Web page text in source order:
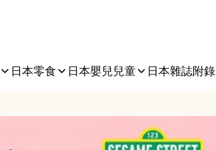
日本零食 日本嬰兒兒童 日本雜誌附錄